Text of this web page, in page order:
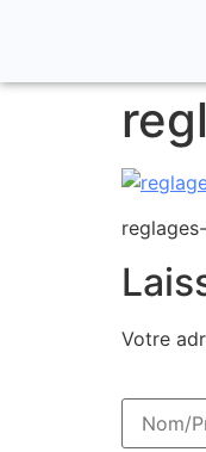
Votre